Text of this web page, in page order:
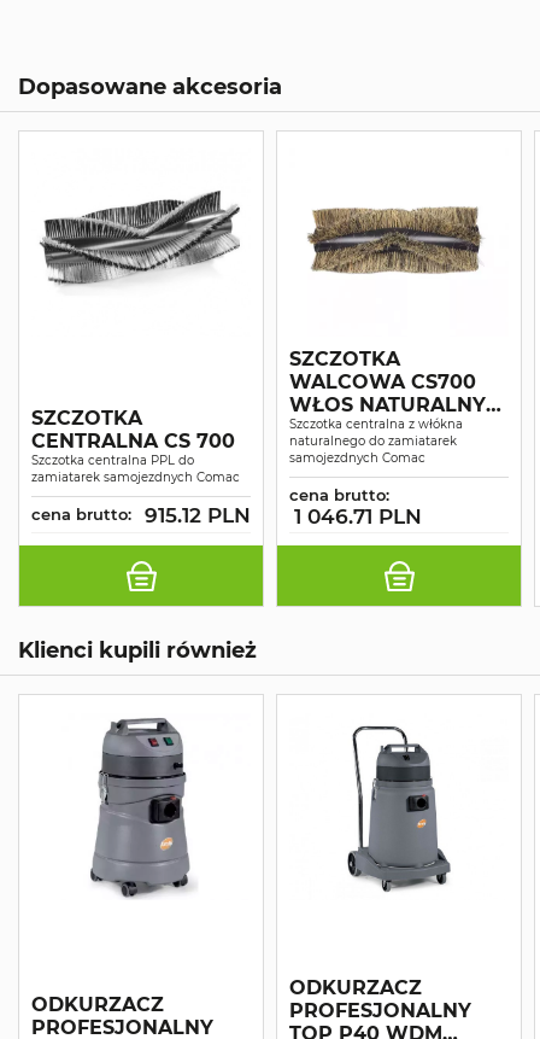
Dopasowane akcesoria
SZCZOTKA
CENTRALNA CS 700
Szczotka centralna PPL do
zamiatarek samojezdnych Comac
cena brutto: 915.12 PLN
SZCZOTKA
WALCOWA CS700
WŁOS NATURALNY
TAMPIC
Szczotka centralna z włókna
naturalnego do zamiatarek
samojezdnych Comac
cena brutto:
1 046.71 PLN
Klienci kupili również
ODKURZACZ
PROFESJONALNY
ODKURZACZ
PROFESJONALNY
TOP P40 WDM